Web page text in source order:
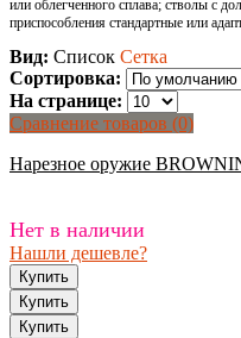
или облегченного сплава; стволы с
приспособления стандартные или
Вид: Список Сетка
Сортировка:
На странице:
Сравнение товаров (0)
Нарезное оружие
Нет в наличии
Нашли дешевле?